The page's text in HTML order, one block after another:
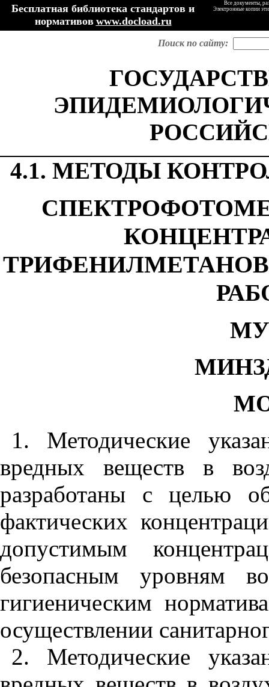
Бесплатная библиотека стандартов и
нормативов www.docload.ru
Все документы,
Электронные копии
Поиск по сайту:
4.1. МЕТОДЫ
1. Методические
вредных веществ в
разработаны с целью
фактических
допустимым
безопасным уровням
гигиеническим
осуществлении
2. Методические